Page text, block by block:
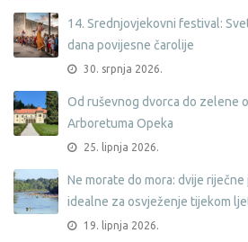
14. Srednjovjekovni festival:
dana povijesne čarolije
30. srpnja 2026.
Od ruševnog dvorca do zelene
Arboretuma Opeka
25. lipnja 2026.
Ne morate do mora: dvije
idealne za osvježenje tijekom
19. lipnja 2026.